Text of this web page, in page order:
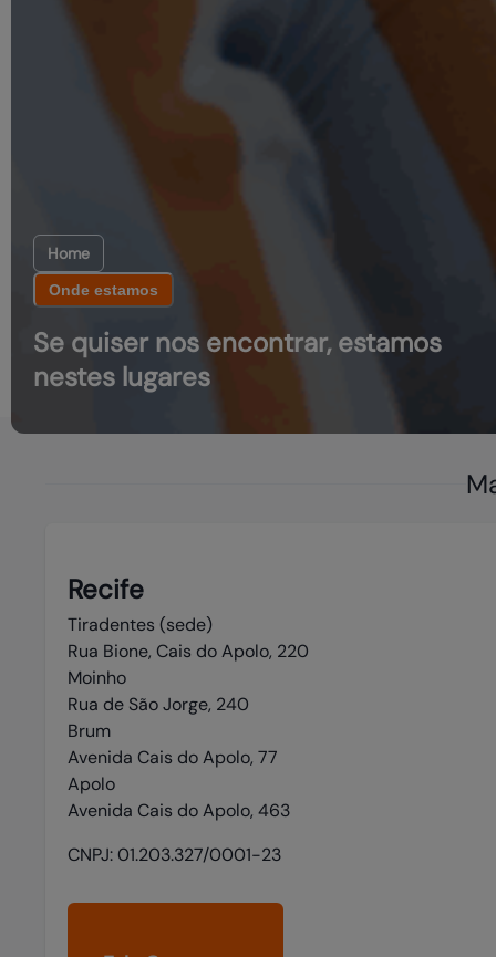
Home
Onde estamos
Se quiser nos encontrar, estamos
nestes lugares
Recife
Tiradentes (sede)
Rua Bione, Cais do Apolo, 220
Moinho
Rua de São Jorge, 240
Brum
Avenida Cais do Apolo, 77
Apolo
Avenida Cais do Apolo, 463
CNPJ:01.203.327/0001-23